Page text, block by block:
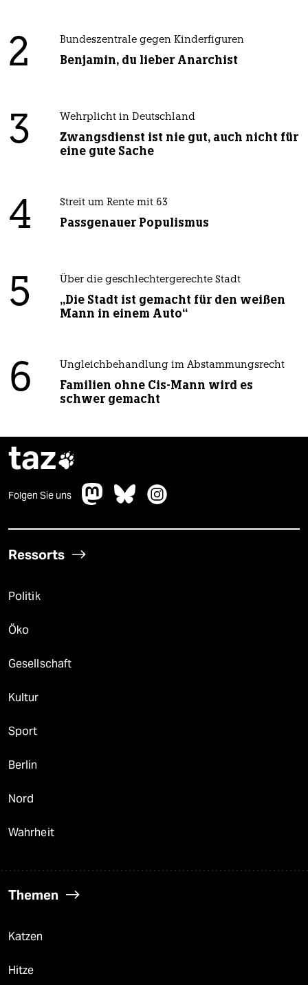
2 Bundeszentrale gegen Kinderfiguren
Benjamin, du lieber Anarchist
3 Wehrplicht in Deutschland
Zwangsdienst ist nie gut, auch nicht für
eine gute Sache
4 Streit um Rente mit 63
Passgenauer Populismus
5 Über die geschlechtergerechte Stadt
„Die Stadt ist gemacht für den weißen
Mann in einem Auto“
6 Ungleichbehandlung im Abstammungsrecht
Familien ohne Cis-Mann wird es
schwer gemacht
taz
Folgen Sie uns
Ressorts
Politik
Öko
Gesellschaft
Kultur
Sport
Berlin
Nord
Wahrheit
Themen
Katzen
Hitze